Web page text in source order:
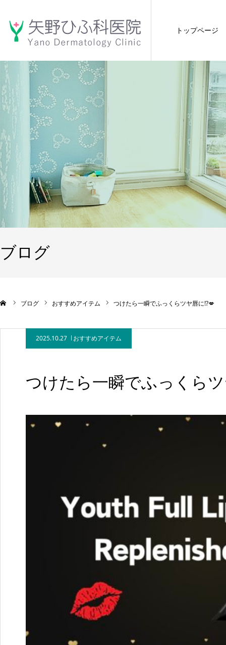
トップページ
ブログ
ブログ おすすめアイテム つけたら一瞬でふっくらツヤ唇に⁉️💋
2025.10.27 おすすめアイテム
つけたら一瞬でふっくら